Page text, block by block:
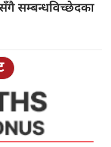
सम्बन्धविच्छेदका